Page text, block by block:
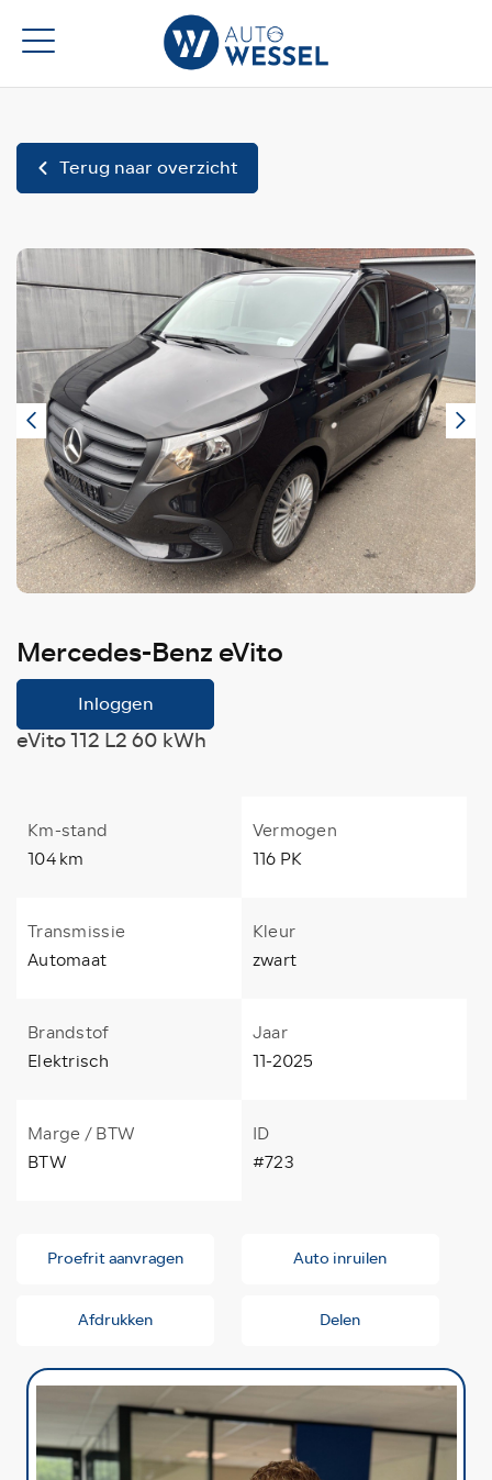
Terug naar overzicht
Mercedes-Benz eVito
Inloggen
eVito 112 L2 60 kWh
Km-stand
104 km
Vermogen
116 PK
Transmissie
Automaat
Kleur
zwart
Brandstof
Elektrisch
Jaar
11-2025
Marge / BTW
BTW
ID
#723
Proefrit aanvragen Auto inruilen
Afdrukken Delen